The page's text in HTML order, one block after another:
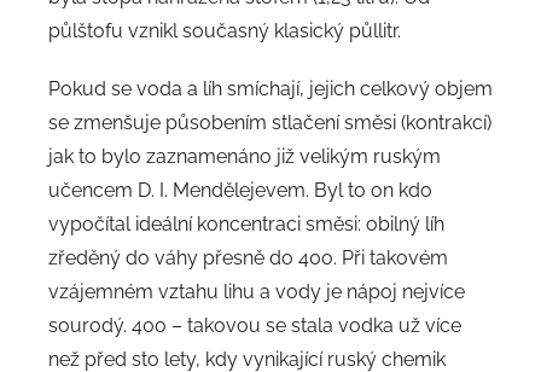
půlštofu vznikl současný klasický půllitr.
Pokud se voda a líh smíchají, jejich celkový objem
se zmenšuje působením stlačení směsi (kontrakcí)
jak to bylo zaznamenáno již velikým ruským
učencem D. I. Mendělejevem. Byl to on kdo
vypočítal ideální koncentraci směsi: obilný líh
zředěný do váhy přesně do 40o. Při takovém
vzájemném vztahu lihu a vody je nápoj nejvíce
sourodý. 40o – takovou se stala vodka už více
než před sto lety, kdy vynikající ruský chemik